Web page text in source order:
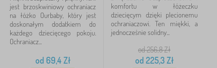
jest brzoskwiniowy ochraniacz
na łóżko Ourbaby, który jest
doskonałym dodatkiem do
każdego dziecięcego pokoju.
Ochraniacz...
od 69,4Zł
komfortu w łóżeczku
dziecięcym dzięki plecionemu
ochraniaczowi. Ten miękki, a
jednocześnie solidny...
od 256,8Zł
od 225,3Zł